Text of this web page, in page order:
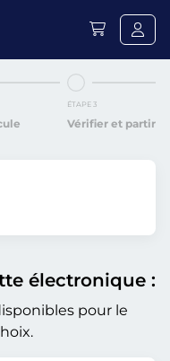
ÉTAPE 3
Vérifier et partir
électronique :
pour le